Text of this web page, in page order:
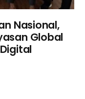
Nasional,
Global